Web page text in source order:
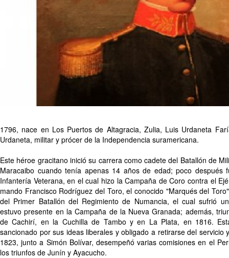
1796, nace en Los Puertos de Altagracia, Zulia, Luis Urdaneta
Urdaneta, militar y prócer de la Independencia suramericana.
Este héroe gracitano inició su carrera como cadete del Batallón de
Maracaibo cuando tenía apenas 14 años de edad; poco después
Infantería Veterana, en el cual hizo la Campaña de Coro contra el
mando Francisco Rodríguez del Toro, el conocido "Marqués del
del Primer Batallón del Regimiento de Numancia, el cual sufrió
estuvo presente en la Campaña de la Nueva Granada; además,
de Cachirí, en la Cuchilla de Tambo y en La Plata, en 1816.
sancionado por sus ideas liberales y obligado a retirarse del servicio
1823, junto a Simón Bolívar, desempeñó varias comisiones en el
los triunfos de Junín y Ayacucho.